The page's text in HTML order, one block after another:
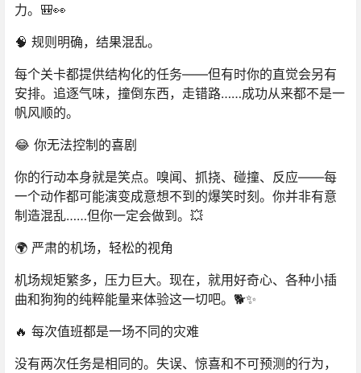
力。🎒👀
🧠 规则明确，结果混乱。
每个关卡都提供结构化的任务——但有时你的直觉会另有
安排。追逐气味，撞倒东西，走错路……成功从来都不是一
帆风顺的。
😂 你无法控制的喜剧
你的行动本身就是笑点。嗅闻、抓挠、碰撞、反应——每
一个动作都可能演变成意想不到的爆笑时刻。你并非有意
制造混乱……但你一定会做到。💥
🌍 严肃的机场，轻松的视角
机场规矩繁多，压力巨大。现在，就用好奇心、各种小插
曲和狗狗的纯粹能量来体验这一切吧。🐕✨
🔥 每次值班都是一场不同的灾难
没有两次任务是相同的。失误、惊喜和不可预测的行为，